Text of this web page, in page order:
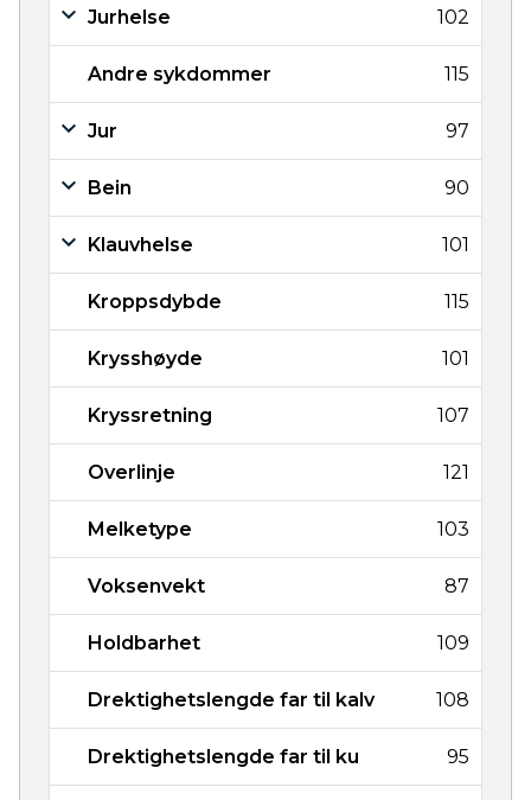
Jurhelse 102
Andre sykdommer 115
Jur 97
Bein 90
Klauvhelse 101
Kroppsdybde 115
Krysshøyde 101
Kryssretning 107
Overlinje 121
Melketype 103
Voksenvekt 87
Holdbarhet 109
Drektighetslengde far til kalv 108
Drektighetslengde far til ku 95